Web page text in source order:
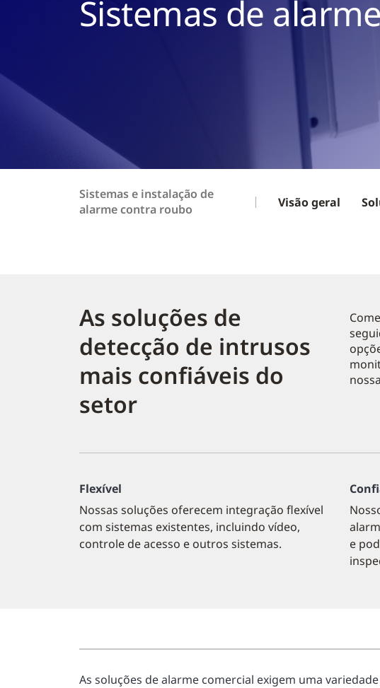
Sistemas de
Sistemas e instalação de
alarme contra roubo
Visão geral
As soluções de
detecção de intrusos
mais confiáveis do
setor
Flexível
Nossas soluções oferecem integração flexível
com sistemas existentes, incluindo vídeo,
controle de acesso e outros sistemas.
e
As soluções de alarme comercial exigem uma